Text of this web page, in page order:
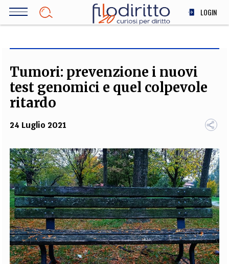
Salta
LOGIN
SOCIETÀ
MEDICINA
SCIENZA
TEAM
FILODIRITTO REDAZIONE COMITATO SCIENTIFICO AUTORI CURATORI
FOTOGRAFI PARTNER COLLABORA CON NOI
EXTRA
CODICI RUBRICHE LIBRI PROCEEDINGS PUBBLICITÀ CONTATTI
Tumori: prevenzione i nuovi
test genomici e quel colpevole
ritardo
24 Luglio 2021